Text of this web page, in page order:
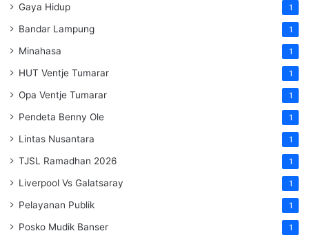
Gaya Hidup 1
Bandar Lampung 1
Minahasa 1
HUT Ventje Tumarar 1
Opa Ventje Tumarar 1
Pendeta Benny Ole 1
Lintas Nusantara 1
TJSL Ramadhan 2026 1
Liverpool Vs Galatsaray 1
Pelayanan Publik 1
Posko Mudik Banser 1